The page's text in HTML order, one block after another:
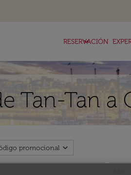
RESERVACIÓN
keyboard_arrow_down
Tan-Tan a
promocional expand_more